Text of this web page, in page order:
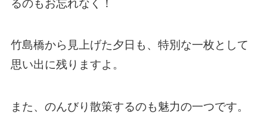
るのもお忘れなく！
竹島橋から見上げた夕日も、特別な一枚として
思い出に残りますよ。
また、のんびり散策するのも魅力の一つです。